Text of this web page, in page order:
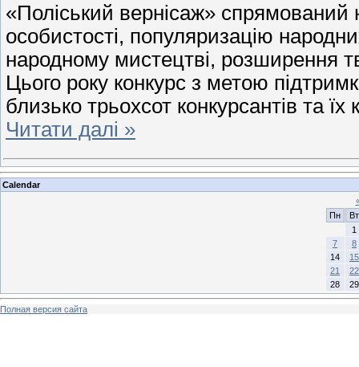
«Поліський вернісаж» спрямований
особистості, популяризацію
народному мистецтві, розширення
Цього року конкурс з метою
близько трьохсот конкурсантів та
Читати далі »
Calendar
Пн
Вт
1
7
8
14
15
21
22
28
29
Полная версия сайта